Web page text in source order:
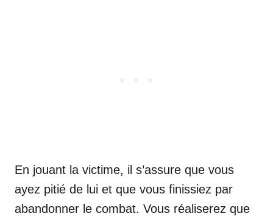
En jouant la victime, il s’assure que vous
ayez pitié de lui et que vous finissiez par
abandonner le combat. Vous réaliserez que